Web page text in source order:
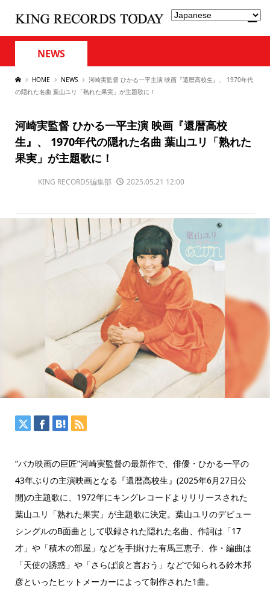
NEWS
HOME NEWS
河崎実監督 ひかる一平主演 映画『還暦高校生』、 1970年代
の隠れた名曲 葉山ユリ「熟れた果実」が主題歌に！
河崎実監督 ひかる一平主演 映画『還暦高校
生』、 1970年代の隠れた名曲 葉山ユリ「熟れた
果実」が主題歌に！
KING RECORDS編集部 2025.05.21 12:00
“バカ映画の巨匠”河崎実監督の最新作で、俳優・ひかる一平の
43年ぶりの主演映画となる『還暦高校生』(2025年6月27日公
開)の主題歌に、1972年にキングレコードよりリリースされた
葉山ユリ「熟れた果実」が主題歌に決定。葉山ユリのデビュー
シングルのB面曲として収録された隠れた名曲、作詞は「17
才」や「積木の部屋」などを手掛けた有馬三恵子、作・編曲は
「天使の誘惑」や「さらば涙と言おう」などで知られる鈴木邦
彦といったヒットメーカーによって制作された1曲。